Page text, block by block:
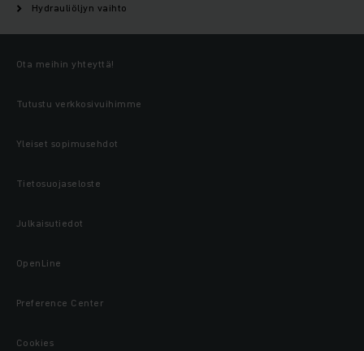
Hydrauliöljyn vaihto
Ota meihin yhteyttä!
Tutustu verkkosivuihimme
Yleiset sopimusehdot
Tietosuojaseloste
Julkaisutiedot
OpenLine
Preference Center
Cookies